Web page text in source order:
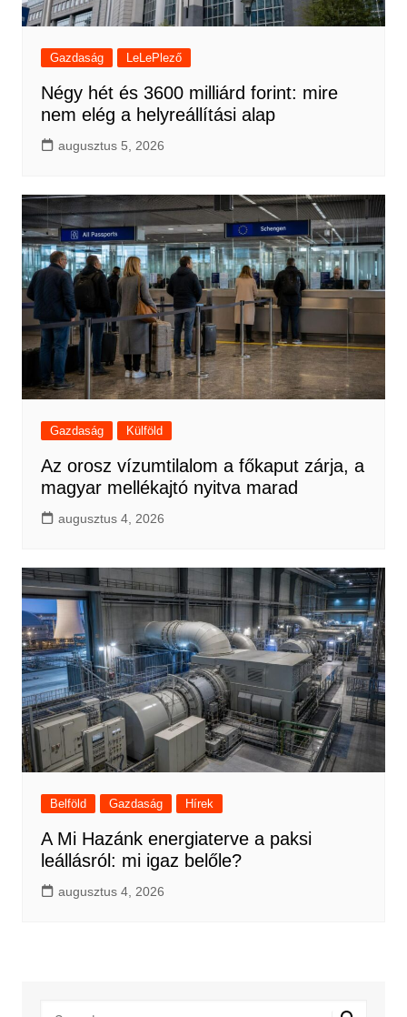
Gazdaság LeLePlező
Négy hét és 3600 milliárd forint: mire
nem elég a helyreállítási alap
augusztus 5, 2026
Gazdaság Külföld
Az orosz vízumtilalom a főkaput zárja, a
magyar mellékajtó nyitva marad
augusztus 4, 2026
Belföld Gazdaság Hírek
A Mi Hazánk energiaterve a paksi
leállásról: mi igaz belőle?
augusztus 4, 2026